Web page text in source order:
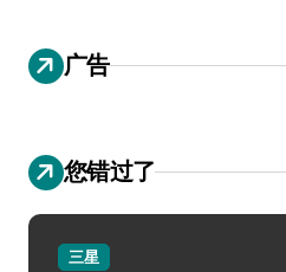
广告
您错过了
三星